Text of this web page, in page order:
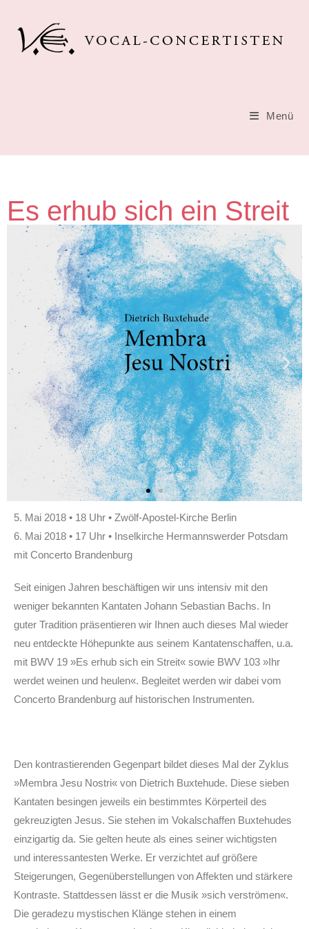
Menü
Es erhub sich ein Streit
5. Mai 2018 • 18 Uhr • Zwölf-Apostel-Kirche Berlin
6. Mai 2018 • 17 Uhr • Inselkirche Hermannswerder Potsdam
mit Concerto Brandenburg
Seit einigen Jahren beschäftigen wir uns intensiv mit den
weniger bekannten Kantaten Johann Sebastian Bachs. In
guter Tradition präsentieren wir Ihnen auch dieses Mal wieder
neu entdeckte Höhepunkte aus seinem Kantatenschaffen, u.a.
mit BWV 19 »Es erhub sich ein Streit« sowie BWV 103 »Ihr
werdet weinen und heulen«. Begleitet werden wir dabei vom
Concerto Brandenburg auf historischen Instrumenten.
Den kontrastierenden Gegenpart bildet dieses Mal der Zyklus
»Membra Jesu Nostri« von Dietrich Buxtehude. Diese sieben
Kantaten besingen jeweils ein bestimmtes Körperteil des
gekreuzigten Jesus. Sie stehen im Vokalschaffen Buxtehudes
einzigartig da. Sie gelten heute als eines seiner wichtigsten
und interessantesten Werke. Er verzichtet auf größere
Steigerungen, Gegenüberstellungen von Affekten und stärkere
Kontraste. Stattdessen lässt er die Musik »sich verströmen«.
Die geradezu mystischen Klänge stehen in einem